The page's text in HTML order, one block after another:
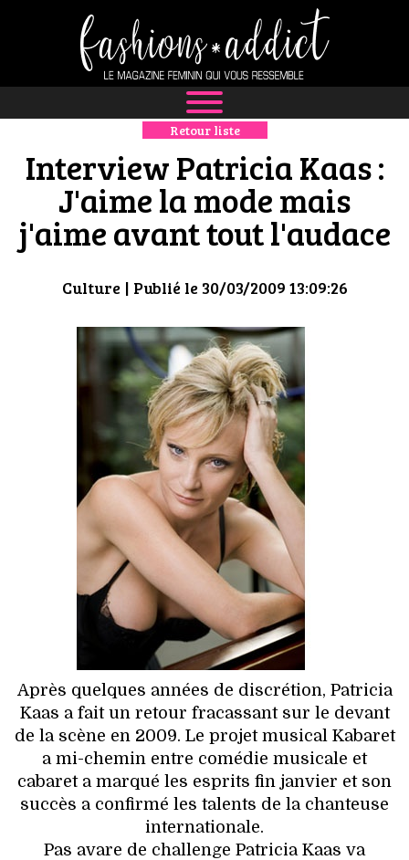
NEWS
MODE
LUXE
DÉFILÉS
BOUTIQUE
CULTURE
HIGH TECH
MAISON
AUTO
LIEUX TENDANCES
BEAUTÉ
MODE DE RUE
JEUNES CRÉATEURS
HISTOIRE DES MARQUES
DÉCO
VOYAGES & LOISIRS
Retour liste
Interview Patricia Kaas :
J'aime la mode mais
j'aime avant tout l'audace
Culture| Publié le 30/03/2009 13:09:26
Après quelques années de discrétion, Patricia
Kaas a fait un retour fracassant sur le devant
de la scène en 2009. Le projet musical Kabaret
a mi-chemin entre comédie musicale et
cabaret a marqué les esprits fin janvier et son
succès a confirmé les talents de la chanteuse
internationale.
Pas avare de challenge Patricia Kaas va